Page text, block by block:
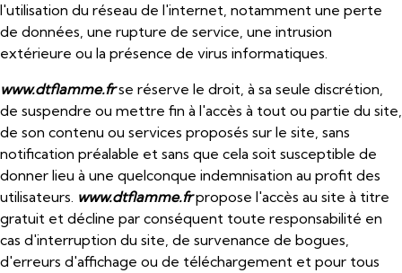
l'utilisation du réseau de l'internet, notamment une perte
de données, une rupture de service, une intrusion
extérieure ou la présence de virus informatiques.
www.dtflamme.frse réserve le droit, à sa seule discrétion,
de suspendre ou mettre fin à l'accès à tout ou partie du site,
de son contenu ou services proposés sur le site, sans
notification préalable et sans que cela soit susceptible de
donner lieu à une quelconque indemnisation au profit des
utilisateurs. www.dtflamme.frpropose l'accès au site à titre
gratuit et décline par conséquent toute responsabilité en
cas d'interruption du site, de survenance de bogues,
d'erreurs d'affichage ou de téléchargement et pour tous